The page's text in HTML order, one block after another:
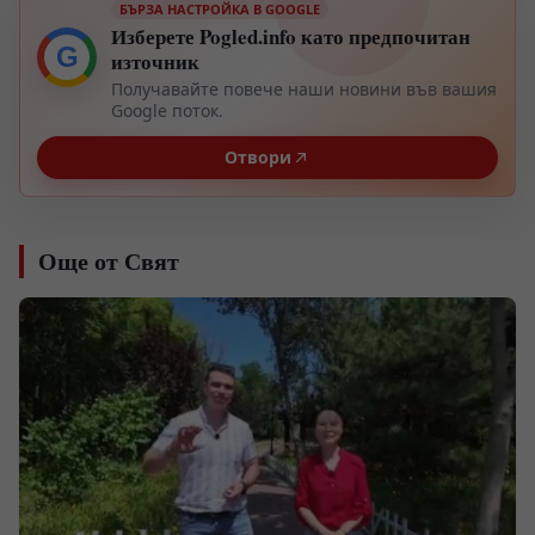
G
БЪРЗА НАСТРОЙКА В GOOGLE
Изберете Pogled.info като предпочитан
източник
Получавайте повече наши новини във вашия
Google поток.
Отвори
Още от Свят